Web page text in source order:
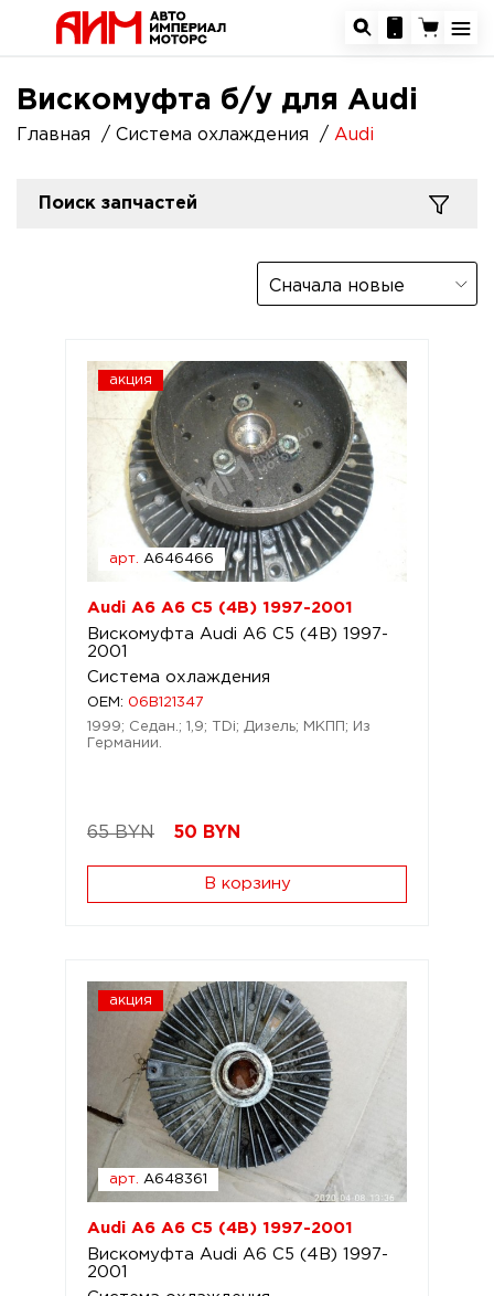
Вискомуфта б/у для Audi
Главная Система охлаждения Audi
Поиск запчастей
Сначала новые
акция
арт. A646466
Audi A6 A6 C5 (4B) 1997-2001
Вискомуфта Audi A6 C5 (4B) 1997-
2001
Система охлаждения
OEM: 06B121347
1999; Седан.; 1,9; TDi; Дизель; МКПП; Из
Германии.
65 BYN 50 BYN
В корзину
акция
арт. A648361
Audi A6 A6 C5 (4B) 1997-2001
Вискомуфта Audi A6 C5 (4B) 1997-
2001